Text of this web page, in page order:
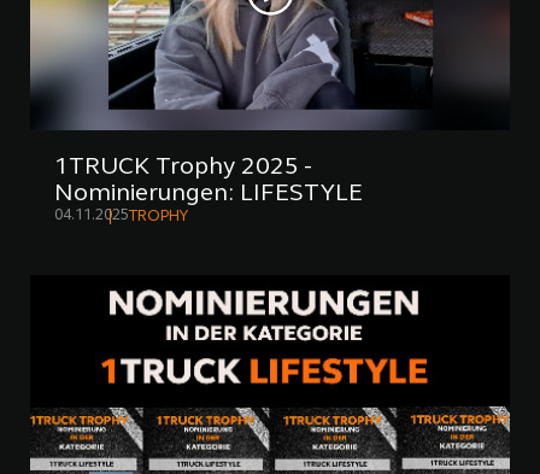
1TRUCK Trophy 2025 -
Nominierungen: LIFESTYLE
04.11.2025 TROPHY